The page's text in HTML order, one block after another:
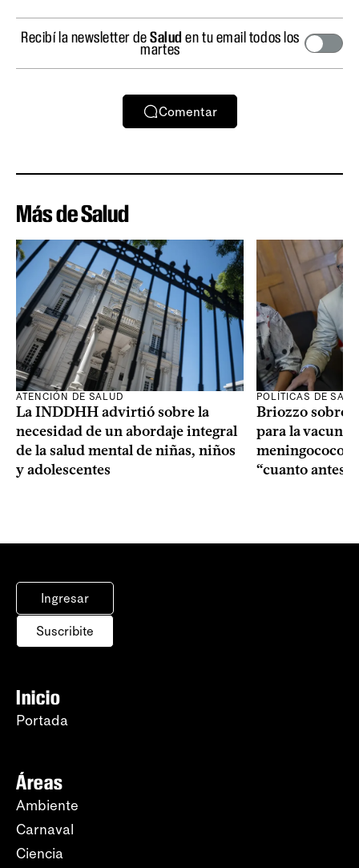
Recibí la newsletter deSalud en tu email todos los
martes
Comentar
Más de Salud
ATENCIÓN DE SALUD
La INDDHH advirtió sobre la
necesidad de un abordaje integral
de la salud mental de niñas, niños
y adolescentes
POLÍTICAS DE
Briozzo sobre
para la vacuna
meningococo:
“cuanto antes
Ingresar
Suscribite
Inicio
Portada
Áreas
Ambiente
Carnaval
Ciencia